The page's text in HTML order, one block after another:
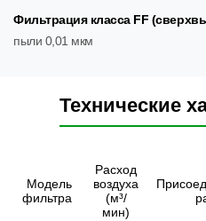
Фильтрация класса FF
пыли 0,01 мкм
Технические
Модель
фильтра
Расход
воздуха
(м³/
мин)